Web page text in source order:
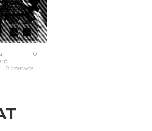
0
,
,
8 czerwca